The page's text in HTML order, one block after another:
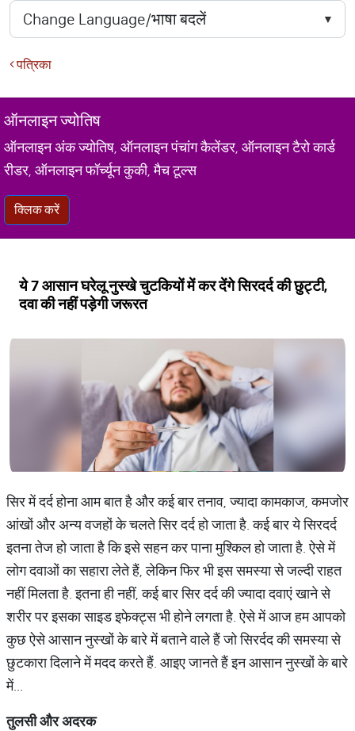
पत्रिका
ऑनलाइन ज्योतिष
ऑनलाइन अंक ज्योतिष, ऑनलाइन पंचांग कैलेंडर, ऑनलाइन टैरो कार्ड
रीडर, ऑनलाइन फॉर्च्यून कुकी, मैच टूल्स
क्लिक करें
ये 7 आसान घरेलू नुस्खे चुटकियों में कर देंगे सिरदर्द की छुट्टी,
दवा की नहीं पड़ेगी जरूरत
सिर में दर्द होना आम बात है और कई बार तनाव, ज्यादा कामकाज, कमजोर
आंखों और अन्य वजहों के चलते सिर दर्द हो जाता है. कई बार ये सिरदर्द
इतना तेज हो जाता है कि इसे सहन कर पाना मुश्किल हो जाता है. ऐसे में
लोग दवाओं का सहारा लेते हैं, लेकिन फिर भी इस समस्या से जल्दी राहत
नहीं मिलता है. इतना ही नहीं, कई बार सिर दर्द की ज्यादा दवाएं खाने से
शरीर पर इसका साइड इफेक्ट्स भी होने लगता है. ऐसे में आज हम आपको
कुछ ऐसे आसान नुस्खों के बारे में बताने वाले हैं जो सिरर्दद की समस्या से
छुटकारा दिलाने में मदद करते हैं. आइए जानते हैं इन आसान नुस्खों के बारे
में...
तुलसीऔरअदरक